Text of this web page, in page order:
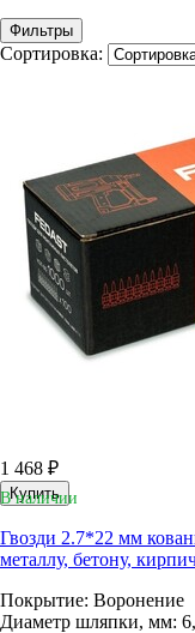
Фильтры
Сортировка:
1 468 ₽
Купить
В наличии
Гвозди 2.7*22 мм
металлу, бетону,
Покрытие: Воронение
Диаметр шляпки, мм: